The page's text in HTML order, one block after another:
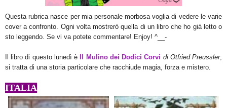
Questa rubrica nasce per mia personale morbosa voglia di vedere le varie
cover a confronto. Ogni volta mostrerò quella di un libro che ho già letto o
sto leggendo. Se vi va potete commentare! Enjoy! ^ __-
Il libro di questo lunedì èIl Mulino dei Dodici Corvi di Otfried Preussler;
si tratta di una storia particolare che racchiude magia, forza e mistero.
ITALIA